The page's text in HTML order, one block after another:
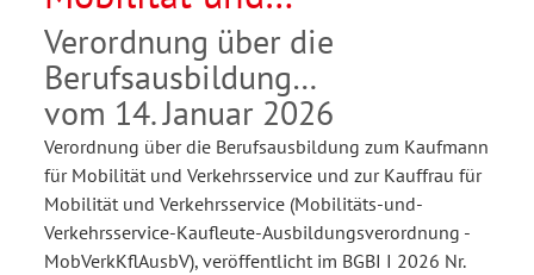
Verkehrsservice
Verordnung über die
Berufsausbildung
vom 14. Januar 2026
Verordnung über die Berufsausbildung zum Kaufmann
für Mobilität und Verkehrsservice und zur Kauffrau für
Mobilität und Verkehrsservice (Mobilitäts-und-
Verkehrsservice-Kaufleute-Ausbildungsverordnung -
MobVerkKflAusbV), veröffentlicht im BGBI I 2026 Nr.